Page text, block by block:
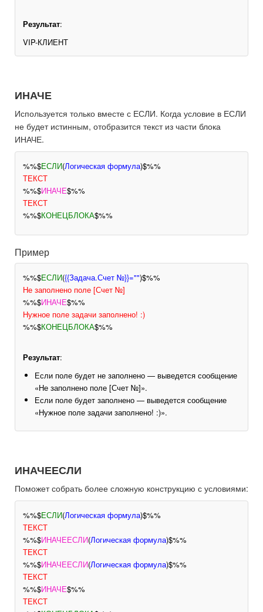
Результат:
VIP-КЛИЕНТ
ИНАЧЕ
Используется только вместе с ЕСЛИ. Когда условие в ЕСЛИ
не будет истинным, отобразится текст из части блока
ИНАЧЕ.
%%$ЕСЛИ(Логическая формула)$%%
ТЕКСТ
%%$ИНАЧЕ$%%
ТЕКСТ
%%$КОНЕЦБЛОКА$%%
Пример
%%$ЕСЛИ({{Задача.Счет №}}="")$%%
Не заполнено поле [Счет №]
%%$ИНАЧЕ$%%
Нужное поле задачи заполнено! :)
%%$КОНЕЦБЛОКА$%%
Результат:
Если поле будет не заполнено — выведется сообщение
«Не заполнено поле [Счет №]».
Если поле будет заполнено — выведется сообщение
«Нужное поле задачи заполнено! :)».
ИНАЧЕЕСЛИ
Поможет собрать более сложную конструкцию с условиями:
%%$ЕСЛИ(Логическая формула)$%%
ТЕКСТ
%%$ИНАЧЕЕСЛИ(Логическая формула)$%%
ТЕКСТ
%%$ИНАЧЕЕСЛИ(Логическая формула)$%%
ТЕКСТ
%%$ИНАЧЕ$%%
ТЕКСТ